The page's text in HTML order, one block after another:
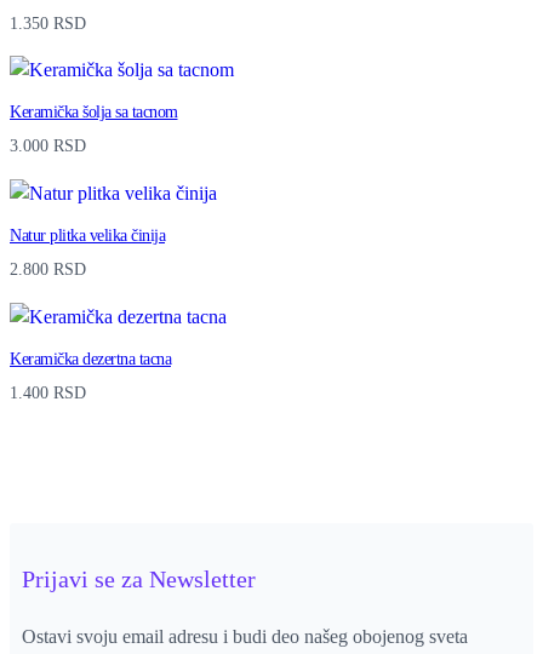
1.350 RSD
Keramička šolja sa tacnom
3.000 RSD
Natur plitka velika činija
2.800 RSD
Keramička dezertna tacna
1.400 RSD
Prijavi se za Newsletter
Ostavi svoju email adresu i budi deo našeg obojenog sveta